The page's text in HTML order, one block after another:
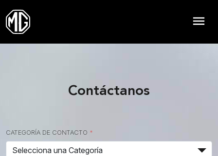
menu
Contáctanos
CATEGORÍA DE CONTACTO *